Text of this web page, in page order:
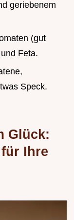
geriebenem
(gut
Feta.
Speck.
Glück:
Ihre